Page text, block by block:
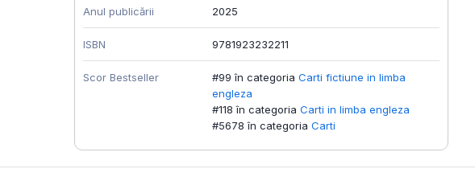
Anul publicării 2025
ISBN 9781923232211
Scor Bestseller #99 în categoria Carti fictiune in limba
engleza
#118 în categoria Carti in limba engleza
#5678 în categoria Carti